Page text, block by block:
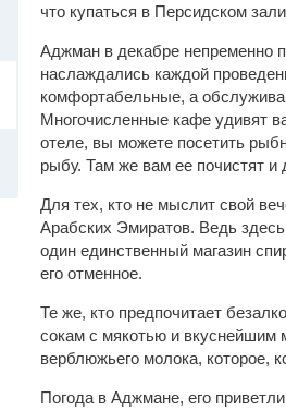
что купаться в Персидском
Аджман в декабре непременно
наслаждались каждой
комфортабельные, а
Многочисленные кафе удивят
отеле, вы можете посетить
рыбу. Там же вам ее почистят и
Для тех, кто не мыслит свой
Арабских Эмиратов. Ведь
один единственный магазин
его отменное.
Те же, кто предпочитает
сокам с мякотью и вкуснейшим
верблюжьего молока, которое,
Погода в Аджмане, его